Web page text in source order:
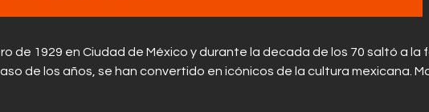
de 1929 en Ciudad de México y durante la decada de los 70 saltó a la
de los años, se han convertido en icónicos de la cultura mexicana.